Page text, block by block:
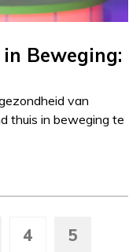
Beweging:
van
thuis in beweging te
4 5